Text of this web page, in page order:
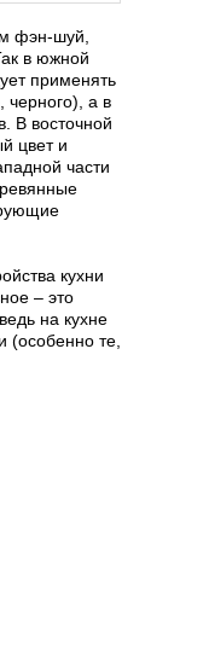
фэн-шуй,
в южной
применять
черного), а в
В восточной
цвет и
части
кухни
– это
на кухне
те,